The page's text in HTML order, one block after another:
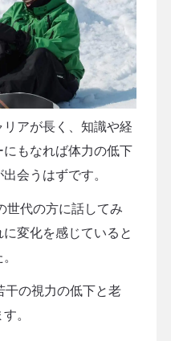
アが長く、知識や経
もなれば体力の低下
会うはずです。
世代の方に話してみ
変化を感じていると
干の視力の低下と老
。